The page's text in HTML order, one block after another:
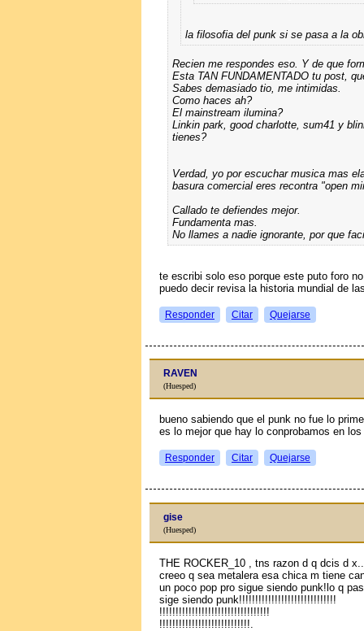
la filosofia del punk si se pasa a la
Recien me respondes eso. Y de que
Esta TAN FUNDAMENTADO tu post,
Sabes demasiado tio, me intimidas.
Como haces ah?
El mainstream ilumina?
Linkin park, good charlotte, sum41 y
tienes?
Verdad, yo por escuchar musica mas
basura comercial eres recontra "open
Callado te defiendes mejor.
Fundamenta mas.
No llames a nadie ignorante, por que
te escribi solo eso porque este puto foro
puedo decir revisa la historia mundial de
Responder Citar Quejarse
RAVEN
(Huesped)
bueno sabiendo que el punk no fue lo
es lo mejor que hay lo conprobamos en
Responder Citar Quejarse
gise
(Huesped)
THE ROCKER_10 , tns razon d q dcis d
creeo q sea metalera esa chica m tiene
un poco pop pro sigue siendo punk!lo q
sige siendo punk!!!!!!!!!!!!!!!!!!!!!!!!!!!!!!
!!!!!!!!!!!!!!!!!!!!!!!!!!!!!!!!!!
!!!!!!!!!!!!!!!!!!!!!!!!!!!!.